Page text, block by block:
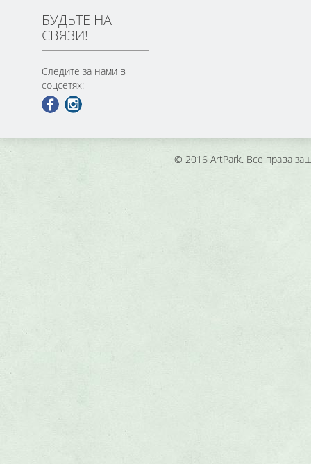
БУДЬТЕ НА
СВЯЗИ!
Следите за нами в
соцсетях:
© 2016 ArtPark. Все права